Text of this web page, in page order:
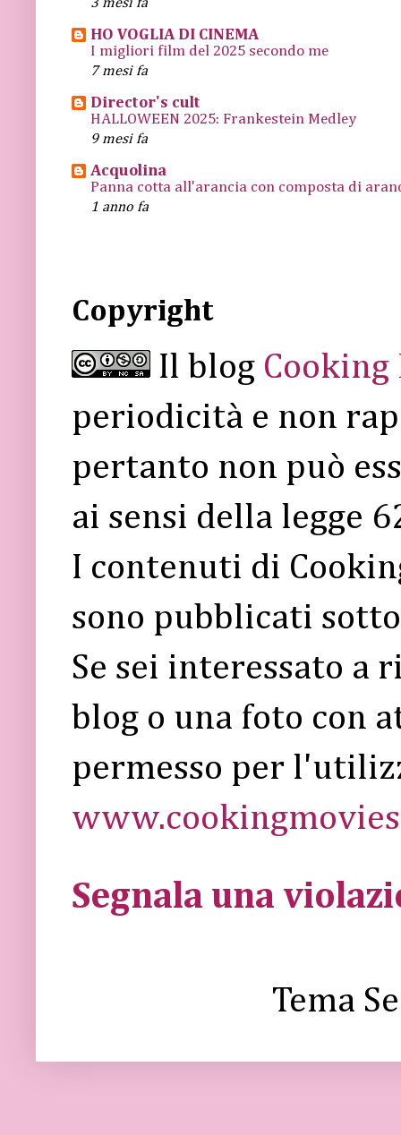
3 mesi fa
HO VOGLIA DI CINEMA
I migliori film del 2025 secondo me
7 mesi fa
Director's cult
HALLOWEEN 2025: Frankestein Medley
9 mesi fa
Acquolina
Panna cotta all'arancia con composta di
1 anno fa
Copyright
Il blog Cooking
periodicità e non
pertanto non può
ai sensi della legge
I contenuti di
sono pubblicati
Se sei interessato a
blog o una foto con
permesso per
Segnala una
Tema